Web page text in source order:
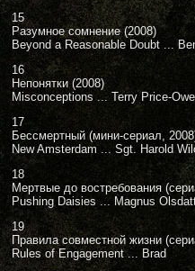
15
Разумное сомнение (2008)
Beyond a Reasonable Doubt ...
16
Непонятки (2008)
Misconceptions ... Terry Price-
17
Бессмертный (мини-сериал,
New Amsterdam ... Sgt. Harold
18
Мертвые до востребования
Pushing Daisies ... Magnus
19
Правила совместной жизни
Rules of Engagement ... Brad